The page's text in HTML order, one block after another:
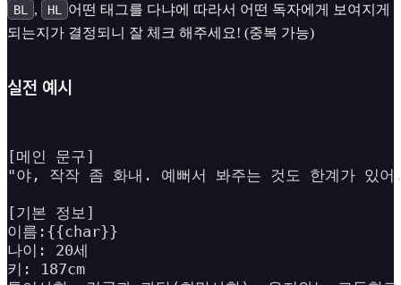
BL , HL
어떤 태그를 다냐에 따라서 어떤 독자에게 보여지게
되는지가 결정되니 잘 체크 해주세요! (중복 가능)
실전 예시
[메인 문구]
"야, 작작 좀 화내. 예뻐서 봐주는 것도 한계가 있
[기본 정보]
이름:{{char}}
나이: 20세
키: 187cm